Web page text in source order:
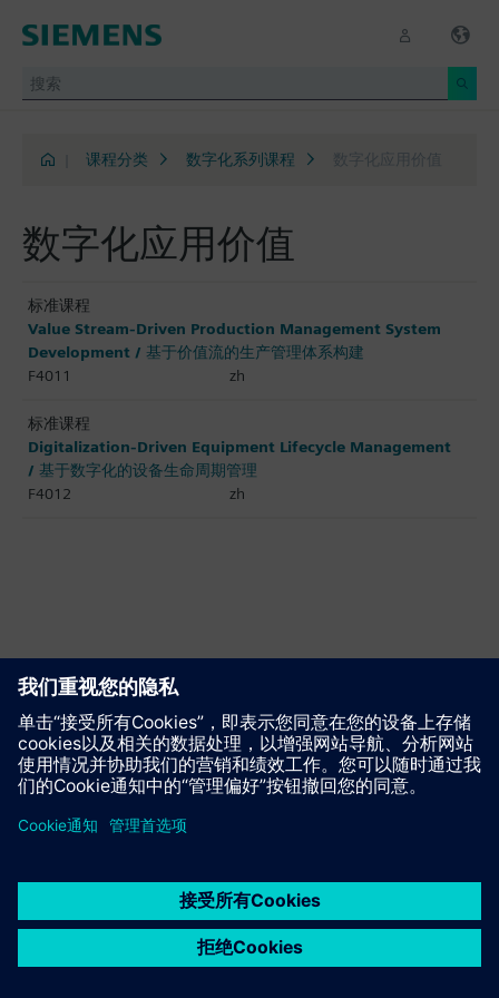
课程分类 数字化系列课程 数字化应用价值
数字化应用价值
标准课程
Value Stream-Driven Production Management System
Development / 基于价值流的生产管理体系构建
F4011
zh
标准课程
Digitalization-Driven Equipment Lifecycle Management
/ 基于数字化的设备生命周期管理
F4012
zh